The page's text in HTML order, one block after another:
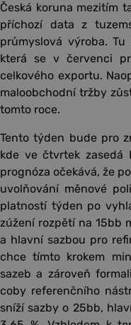
Česká koruna mezitím
příchozí data z
průmyslová výroba.
která se v červenci
celkového exportu.
maloobchodní tržby
tomto roce.
Tento týden bude pro
kde ve čtvrtek zasedá
prognóza očekává, že
uvolňování měnové
platností týden po
zúžení rozpětí na 15bb
a hlavní sazbou pro
chce tímto krokem
sazeb a zároveň
coby referenčního
sníží sazby o 25bb,